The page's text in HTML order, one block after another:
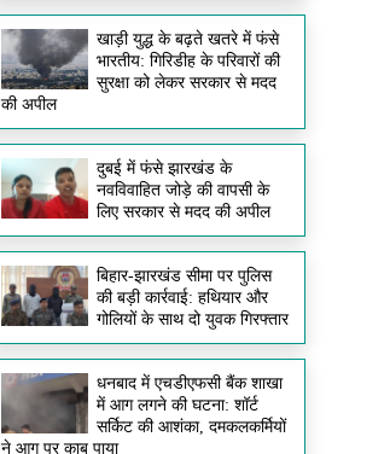
खाड़ी युद्ध के बढ़ते खतरे में फंसे
भारतीय: गिरिडीह के परिवारों की
सुरक्षा को लेकर सरकार से मदद
की अपील
दुबई में फंसे झारखंड के
नवविवाहित जोड़े की वापसी के
लिए सरकार से मदद की अपील
बिहार-झारखंड सीमा पर पुलिस
की बड़ी कार्रवाई: हथियार और
गोलियों के साथ दो युवक गिरफ्तार
धनबाद में एचडीएफसी बैंक शाखा
में आग लगने की घटना: शॉर्ट
सर्किट की आशंका, दमकलकर्मियों
ने आग पर काबू पाया